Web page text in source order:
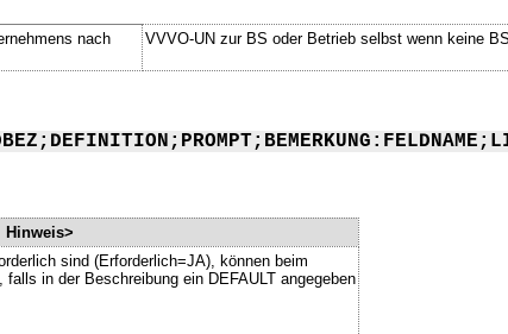
nach
VVVO-UN zur BS oder Betrieb selbst wenn keine BS
Hinweis>
sind (Erforderlich=JA), können beim
in der Beschreibung ein DEFAULT angegeben